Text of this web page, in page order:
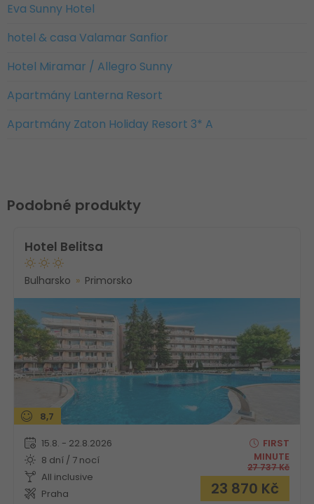
Eva Sunny Hotel
hotel & casa Valamar Sanfior
Hotel Miramar / Allegro Sunny
Apartmány Lanterna Resort
Apartmány Zaton Holiday Resort 3* A
Podobné produkty
Hotel Belitsa
Bulharsko Primorsko
8,7
15.8. - 22.8.2026
8 dní / 7 nocí
All inclusive
Praha
FIRST
MINUTE
27 737Kč
23 870 Kč